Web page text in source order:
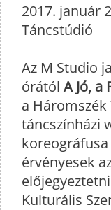
2017. január
Táncstúdió
Az M Studio
órától A Jó, a
a
táncszínházi
koreográfusa
érvényesek
Kulturális